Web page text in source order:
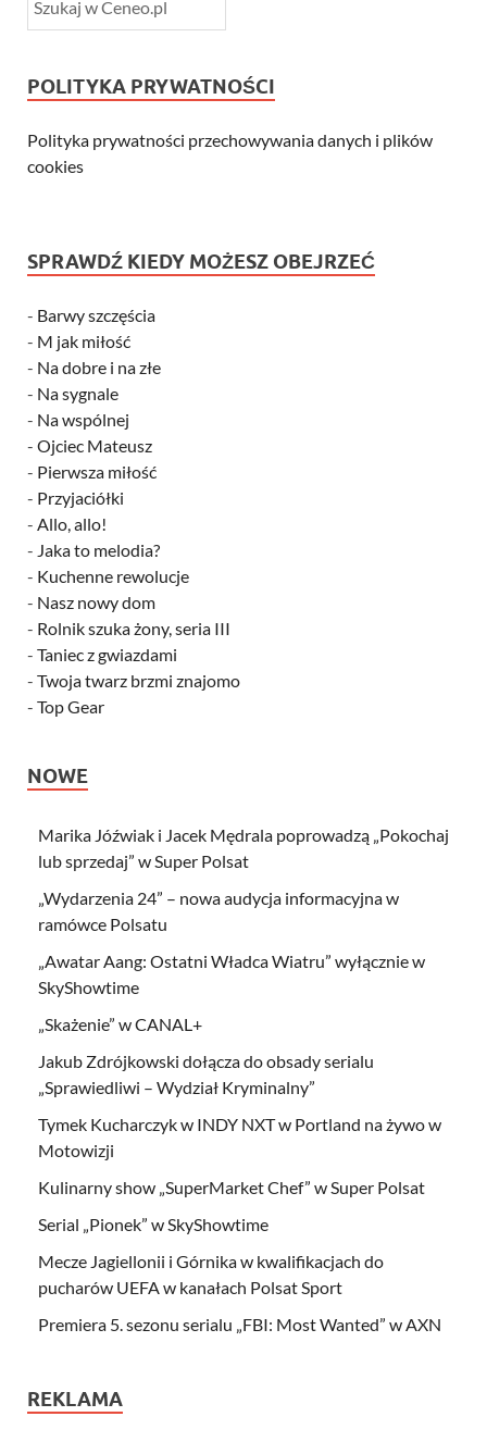
POLITYKA PRYWATNOŚCI
Polityka prywatności przechowywania danych i plików
cookies
SPRAWDŹ KIEDY MOŻESZ OBEJRZEĆ
- Barwy szczęścia
- M jak miłość
- Na dobre i na złe
- Na sygnale
- Na wspólnej
- Ojciec Mateusz
- Pierwsza miłość
- Przyjaciółki
- Allo, allo!
- Jaka to melodia?
- Kuchenne rewolucje
- Nasz nowy dom
- Rolnik szuka żony, seria III
- Taniec z gwiazdami
- Twoja twarz brzmi znajomo
- Top Gear
NOWE
Marika Jóźwiak i Jacek Mędrala poprowadzą „Pokochaj
lub sprzedaj” w Super Polsat
„Wydarzenia 24” – nowa audycja informacyjna w
ramówce Polsatu
„Awatar Aang: Ostatni Władca Wiatru” wyłącznie w
SkyShowtime
„Skażenie” w CANAL+
Jakub Zdrójkowski dołącza do obsady serialu
„Sprawiedliwi – Wydział Kryminalny”
Tymek Kucharczyk w INDY NXT w Portland na żywo w
Motowizji
Kulinarny show „SuperMarket Chef” w Super Polsat
Serial „Pionek” w SkyShowtime
Mecze Jagiellonii i Górnika w kwalifikacjach do
pucharów UEFA w kanałach Polsat Sport
Premiera 5. sezonu serialu „FBI: Most Wanted” w AXN
REKLAMA